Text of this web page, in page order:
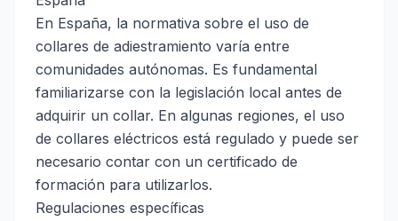
En España, la normativa sobre el uso de
collares de adiestramiento varía entre
comunidades autónomas. Es fundamental
familiarizarse con la legislación local antes de
adquirir un collar. En algunas regiones, el uso
de collares eléctricos está regulado y puede ser
necesario contar con un certificado de
formación para utilizarlos.
Regulaciones específicas